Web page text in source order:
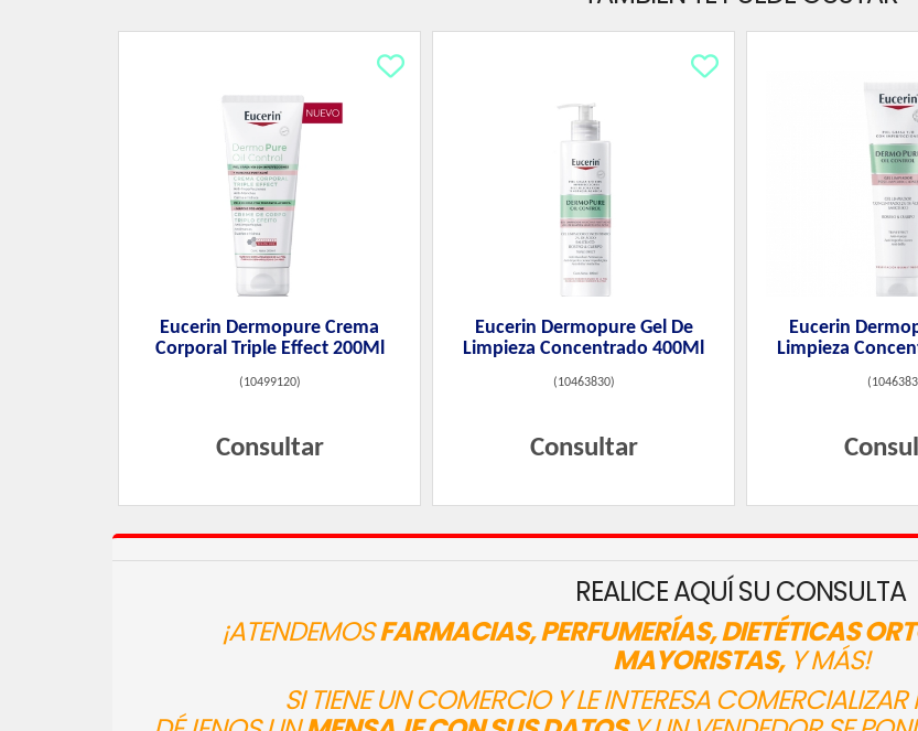
Eucerin Dermopure Crema
Corporal Triple Effect 200Ml
(10499120)
Consultar
Eucerin Dermopure Gel De
Limpieza Concentrado 400Ml
(10463830)
Consultar
Eucerin
Limpieza
(
REALICE AQUÍ SU CONSULTA
¡ATENDEMOSFARMACIAS, PERFUMERÍAS, DIETÉTICAS
MAYORISTAS,Y MÁS!
SI TIENE UN COMERCIO Y LE INTERESA